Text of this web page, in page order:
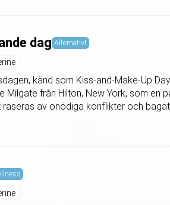
dag Alternativt
känd som Kiss-and-Make-Up
Milgate från Hilton, New York, som en
av onödiga konflikter och